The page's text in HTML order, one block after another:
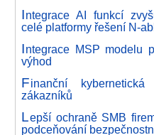
Integrace AI funkcí
celé platformy řešení N-
Integrace MSP modelu
výhod
Finanční
zákazníků
Lepší ochraně SMB
podceňování